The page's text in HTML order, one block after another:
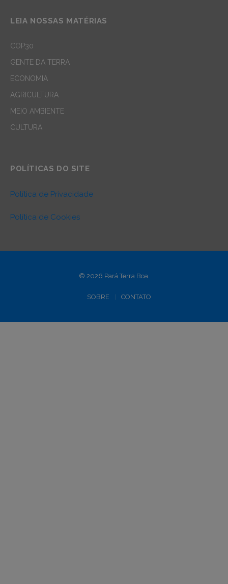
LEIA NOSSAS MATÉRIAS
COP30
GENTE DA TERRA
ECONOMIA
AGRICULTURA
MEIO AMBIENTE
CULTURA
POLÍTICAS DO SITE
Política de Privacidade
Política de Cookies
© 2026 Pará Terra Boa.
SOBRE CONTATO